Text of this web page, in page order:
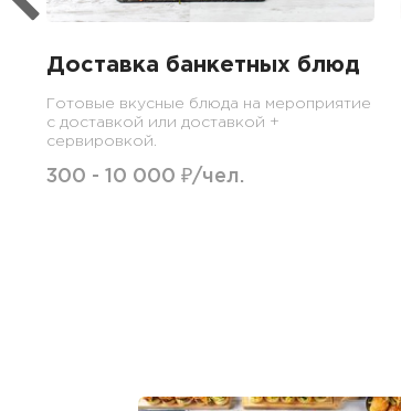
Доставка банкетных блюд
Готовые вкусные блюда на мероприятие
с доставкой или доставкой +
сервировкой.
300 - 10 000 ₽/чел.